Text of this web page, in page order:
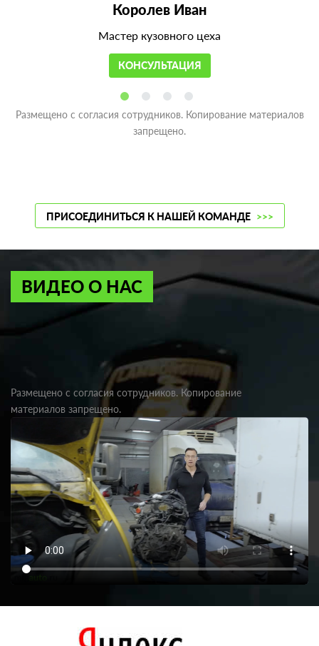
Королев Иван
Мастер кузовного цеха
КОНСУЛЬТАЦИЯ
Размещено с согласия сотрудников. Копирование материалов
запрещено.
ПРИСОЕДИНИТЬСЯ К НАШЕЙ КОМАНДЕ >>>
ВИДЕО О НАС
Размещено с согласия сотрудников. Копирование
материалов запрещено.